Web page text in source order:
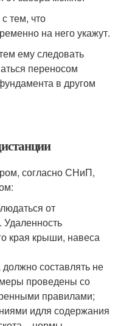
тем, что
на него укажут.
ему следовать
переносом
в другом
согласно СНиП,
от
края крыши, навеса
составлять не
проведены со
правилами;
идля содержания